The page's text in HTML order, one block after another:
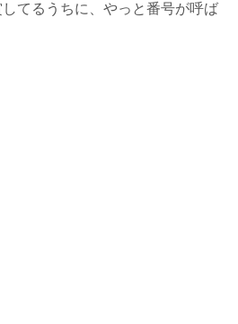
てるうちに、やっと番号が呼ば